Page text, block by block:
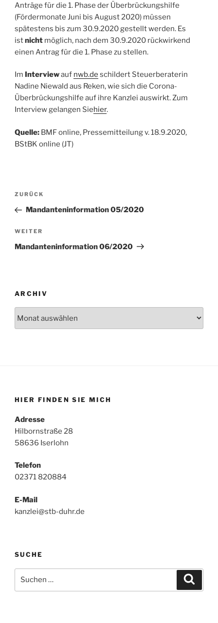
Anträge für die 1. Phase der Überbrückungshilfe
(Fördermonate Juni bis August 2020) müssen
spätestens bis zum 30.9.2020 gestellt werden. Es
istnicht möglich, nach dem 30.9.2020 rückwirkend
einen Antrag für die 1. Phase zu stellen.
Im Interviewauf nwb.de schildert Steuerberaterin
Nadine Niewald aus Reken, wie sich die Corona-
Überbrückungshilfe auf ihre Kanzlei auswirkt. Zum
Interview gelangen Siehier.
Quelle: BMF online, Pressemitteilung v. 18.9.2020,
BStBK online (JT)
Beitragsnavigation
Vorheriger
Beitrag
ZURÜCK
Mandanteninformation 05/2020
Nächster
Beitrag
WEITER
Mandanteninformation 06/2020
ARCHIV
HIER FINDEN SIE MICH
Adresse
Hilbornstraße 28
58636 Iserlohn
Telefon
02371 820884
E-Mail
kanzlei@stb-duhr.de
SUCHE
nach: